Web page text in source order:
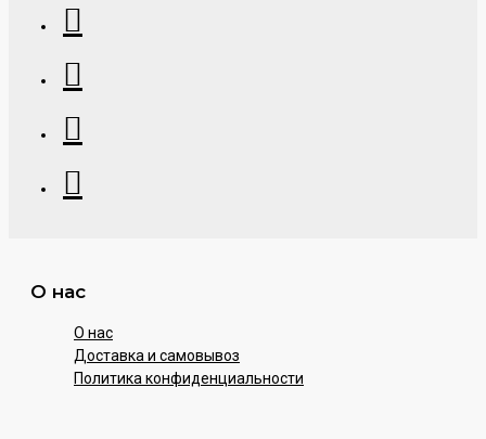
О нас
О нас
Доставка и самовывоз
Политика конфиденциальности